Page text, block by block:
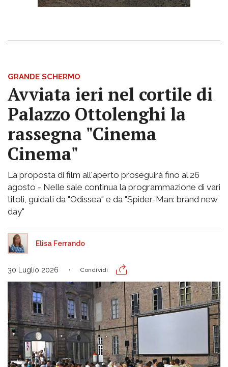
GRANDE SCHERMO
Avviata ieri nel cortile di
Palazzo Ottolenghi la
rassegna "Cinema
Cinema"
La proposta di film all'aperto proseguirà fino al 26
agosto - Nelle sale continua la programmazione di vari
titoli, guidati da "Odissea" e da "Spider-Man: brand new
day"
Elisa Ferrando
30 Luglio 2026 Condividi